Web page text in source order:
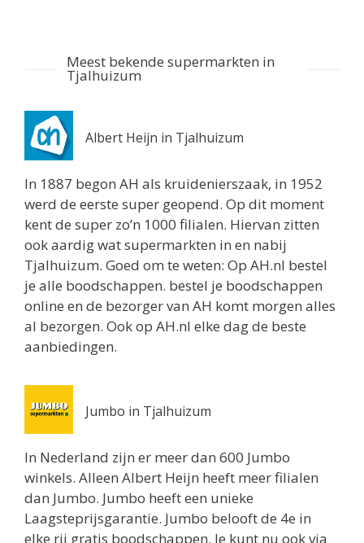
Utrecht 3511CE
Routebeschrijving
Albert Heijn Utrecht
Twijnstraat 8
Utrecht 3511ZK
0.8 km
Routebeschrijving
Jumbo Utrecht
Biltstraat 74
Utrecht 3572BG
0.8 km
Routebeschrijving
Albert Heijn Utrecht
Oudenoord 1
Utrecht 3513EG
Routebeschrijving
Albert Heijn Utrecht
Burgemeester Reigerstraat 57
Meest bekende supermarkten in
Tjalhuizum
Albert Heijn in Tjalhuizum
In 1887 begon AH als kruidenierszaak, in 1952
werd de eerste super geopend. Op dit moment
kent de super zo’n 1000 filialen. Hiervan zitten
ook aardig wat supermarkten in en nabij
Tjalhuizum. Goed om te weten: Op AH.nl bestel
je alle boodschappen. bestel je boodschappen
online en de bezorger van AH komt morgen alles
al bezorgen. Ook op AH.nl elke dag de beste
aanbiedingen.
Jumbo in Tjalhuizum
In Nederland zijn er meer dan 600 Jumbo
winkels. Alleen Albert Heijn heeft meer filialen
dan Jumbo. Jumbo heeft een unieke
Laagsteprijsgarantie. Jumbo belooft de 4e in
elke rij gratis boodschappen. Je kunt nu ook via